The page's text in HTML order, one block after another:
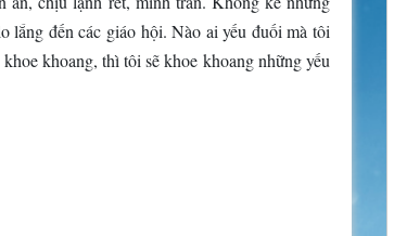
lắng đến các giáo hội. Nào ai yếu đuối mà tôi
khoang, thì tôi sẽ khoe khoang những yếu